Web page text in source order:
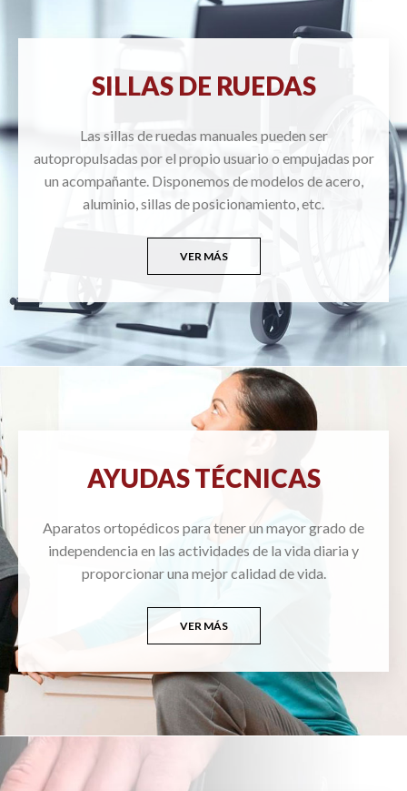
SILLAS DE RUEDAS
Las sillas de ruedas manuales pueden ser
autopropulsadas por el propio usuario o empujadas por
un acompañante. Disponemos de modelos de acero,
aluminio, sillas de posicionamiento, etc.
VER MÁS
AYUDAS TÉCNICAS
Aparatos ortopédicos para tener un mayor grado de
independencia en las actividades de la vida diaria y
proporcionar una mejor calidad de vida.
VER MÁS